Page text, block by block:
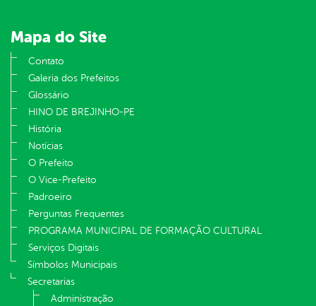
Mapa do Site
Contato
Galeria dos Prefeitos
Glossário
HINO DE BREJINHO-PE
História
Notícias
O Prefeito
O Vice-Prefeito
Padroeiro
Perguntas Frequentes
PROGRAMA MUNICIPAL DE FORMAÇÃO CULTURAL
Serviços Digitais
Símbolos Municipais
Secretarias
Administração